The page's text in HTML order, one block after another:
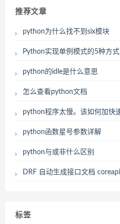
推荐文章
python为什么找不到six模块
Python实现单例模式的5种方式
python的idle是什么意思
怎么查看python文档
python程序太慢。该如何加快
python函数星号参数详解
python与或非什么区别
DRF 自动生成接口文档
标签